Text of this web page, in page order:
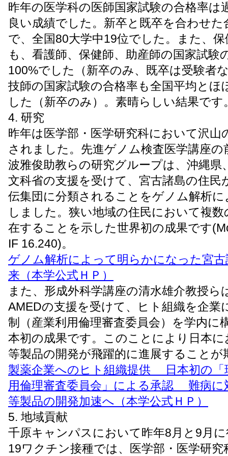
昨年の医学科の医師国家試験の合格率は
良い成績でした。新卒と既卒を合わせた
で、全国80大学中19位でした。また、
も、看護師、保健師、助産師の国家試験
100%でした（新卒のみ、既卒は受験者
技師の国家試験の合格率も全国平均とほ
した（新卒のみ）。素晴らしい結果です
4. 研究
昨年は医学部・医学研究科において沢山
されました。先進ゲノム検査医学講座の
波雅俊助教らの研究グループは、沖縄県
文科省の支援を受けて、宮古諸島の住民
伝集団に分類されることをゲノム解析
しました。狭い地域の住民において複
在することを示した世界初の成果です
IF 16.240)。
ゲノム解析によって明らかになった宮
来（本学公式ＨＰ）
また、形成外科学講座の清水雄介教授ら
AMEDの支援を受けて、ヒト組織を企業
制（産業利用倫理審査委員会）を学内に
本初の成果です。このことにより日本
等製品の開発が飛躍的に進展することが
製薬企業へのヒト組織提供 日本初の「
用倫理審査委員会」による承認 難病に
等製品の開発加速へ（本学公式ＨＰ）
5. 地域貢献
千原キャンパスにおいて昨年8月と9月
19ワクチン接種では、医学部・医学研究